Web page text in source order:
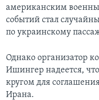
американским
событий стал
по украинскому
Однако организатор
Ишингер надеется,
кругом для
Ирана.